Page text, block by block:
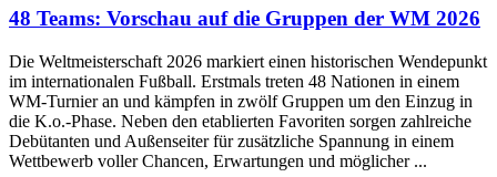
48 Teams: Vorschau auf die Gruppen der WM 2026
Die Weltmeisterschaft 2026 markiert einen historischen Wendepunkt
im internationalen Fußball. Erstmals treten 48 Nationen in einem
WM-Turnier an und kämpfen in zwölf Gruppen um den Einzug in
die K.o.-Phase. Neben den etablierten Favoriten sorgen zahlreiche
Debütanten und Außenseiter für zusätzliche Spannung in einem
Wettbewerb voller Chancen, Erwartungen und möglicher ...